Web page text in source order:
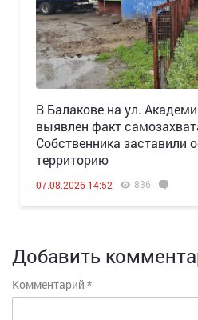
В Балакове на ул.
выявлен факт
Собственника заставили
территорию
07.08.2026 14:52 836
Добавить
Комментарий *